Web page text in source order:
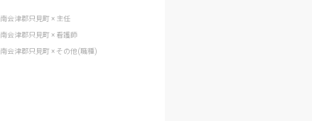
南会津郡只見町 × 主任
南会津郡只見町 × 看護師
南会津郡只見町 × その他(職種)